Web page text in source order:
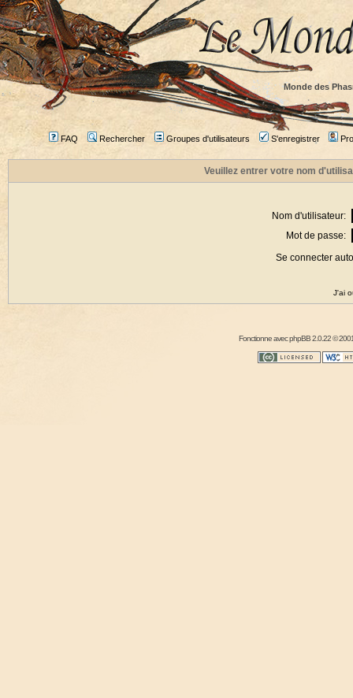
Monde des
FAQ Rechercher Groupes d'utilisateurs S'enregistrer
Veuillez entrer votre nom
Nom d'utilisateur:
Mot de passe:
Se connecter
J'ai
Fonctionne avecphpBB2.0.22 ©